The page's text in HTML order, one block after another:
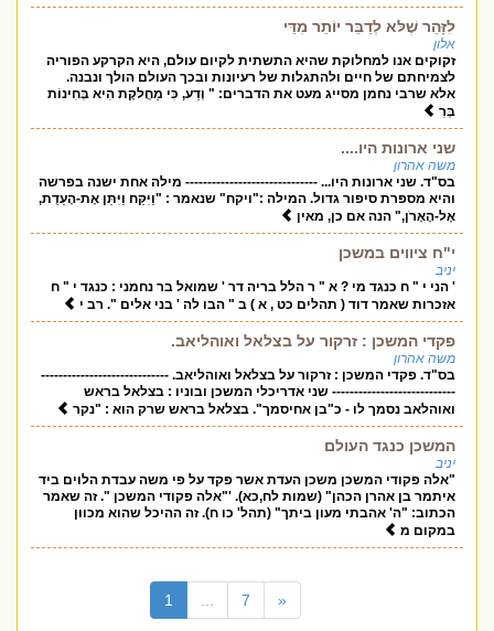
לִזָּהֵר שֶׁלּא לְדַבֵּר יוֹתֵר מִדַּי
אלון
זקוקים אנו למחלוקת שהיא התשתית לקיום עולם, היא הקרקע הפוריה
לצמיחתם של חיים ולהתגלות של רעיונות ובכך העולם הולך ונבנה.
אלא שרבי נחמן מסייג מעט את הדברים: " וְדַע, כִּי מַחֲלקֶת הִיא בְּחִינוֹת
בְּרִ
שני ארונות היו....
משה אהרון
בס"ד. שני ארונות היו... ------------------------------ מילה אחת ישנה בפרשה
והיא מספרת סיפור גדול. המילה :"ויקח" שנאמר : "וַיִּקַּח וַיִּתֵּן אֶת-הָעֵדֻת,
אֶל-הָאָרֹן," הנה אם כן, מאין
י"ח ציווים במשכן
יניב
' הני י " ח כנגד מי ? א " ר הלל בריה דר ' שמואל בר נחמני : כנגד י " ח
אזכרות שאמר דוד ( תהלים כט , א ) ב " הבו לה ' בני אלים ". רב י
פקדי המשכן : זרקור על בצלאל ואוהליאב.
משה אהרון
בס"ד. פקדי המשכן : זרקור על בצלאל ואוהליאב. -----------------------------
---------------------------- שני אדריכלי המשכן ובוניו : בצלאל בראש
ואוהלאב נסמך לו - כ"בן אחיסמך". בצלאל בראש שרק הוא : "נקר
המשכן כנגד העולם
יניב
"אלה פקודי המשכן משכן העדת אשר פקד על פי משה עבדת הלוים ביד
איתמר בן אהרן הכהן" (שמות לח,כא). '"אלה פקודי המשכן ". זה שאמר
הכתוב: "ה' אהבתי מעון ביתך" (תהל' כו ח). זה ההיכל שהוא מכוון
במקום מ
1 7 «